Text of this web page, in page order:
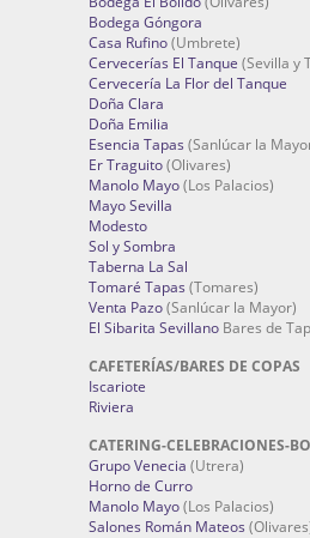
Bodega Góngora
Casa Rufino(Umbrete)
Cervecerías El Tanque (Sevilla y
Cervecería La Flor del Tanque
Doña Clara
Doña Emilia
Esencia Tapas (Sanlúcar la
Er Traguito(Olivares)
Manolo Mayo(Los Palacios)
Mayo Sevilla
Modesto
Sol y Sombra
Taberna La Sal
Tomaré Tapas (Tomares)
Venta Pazo(Sanlúcar la Mayor)
El Sibarita Sevillano Bares de
CAFETERÍAS/BARES DE COPAS
Iscariote
Riviera
CATERING-CELEBRACIONES-
Grupo Venecia (Utrera)
Horno de Curro
Manolo Mayo(Los Palacios)
Salones Román Mateos